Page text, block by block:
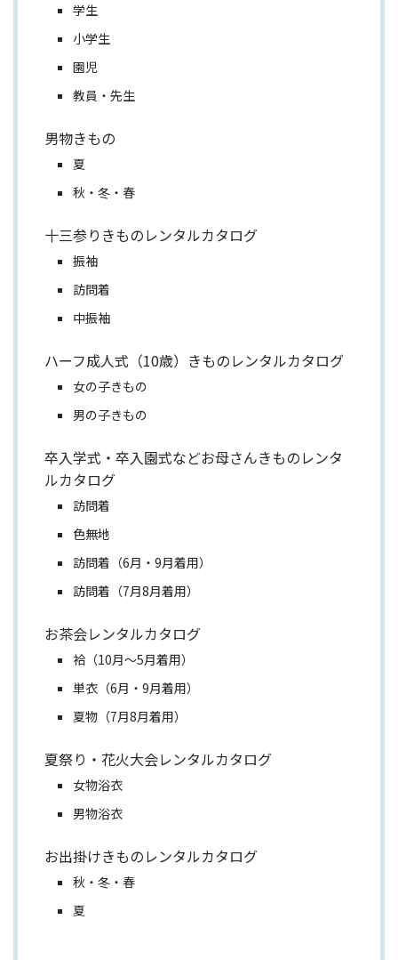
学生
小学生
園児
教員・先生
男物きもの
夏
秋・冬・春
十三参りきものレンタルカタログ
振袖
訪問着
中振袖
ハーフ成人式（10歳）きものレンタルカタログ
女の子きもの
男の子きもの
卒入学式・卒入園式などお母さんきものレンタ
ルカタログ
訪問着
色無地
訪問着（6月・9月着用）
訪問着（7月8月着用）
お茶会レンタルカタログ
袷（10月～5月着用）
単衣（6月・9月着用）
夏物（7月8月着用）
夏祭り・花火大会レンタルカタログ
女物浴衣
男物浴衣
お出掛けきものレンタルカタログ
秋・冬・春
夏